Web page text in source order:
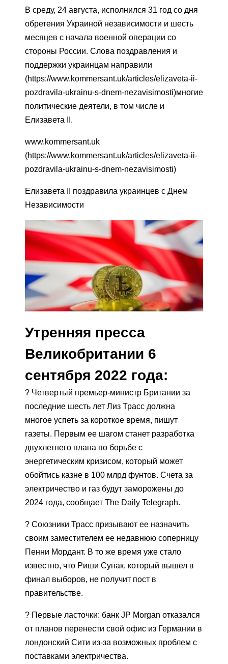
В среду, 24 августа, исполнился 31 год со дня
обретения Украиной независимости и шесть
месяцев с начала военной операции со
стороны России. Слова поздравления и
поддержки украинцам направили
(https://www.kommersant.uk/articles/elizaveta-ii-
pozdravila-ukrainu-s-dnem-nezavisimosti)многие
политические деятели, в том числе и
Елизавета II.
www.kommersant.uk
(https://www.kommersant.uk/articles/elizaveta-ii-
pozdravila-ukrainu-s-dnem-nezavisimosti)
Елизавета II поздравила украинцев с Днем
Независимости
Утренняя пресса
Великобритании 6
сентября 2022 года:
? Четвертый премьер-министр Британии за
последние шесть лет Лиз Трасс должна
многое успеть за короткое время, пишут
газеты. Первым ее шагом станет разработка
двухлетнего плана по борьбе с
энергетическим кризисом, который может
обойтись казне в 100 млрд фунтов. Счета за
электричество и газ будут заморожены до
2024 года, сообщает The Daily Telegraph.
? Cоюзники Трасс призывают ее назначить
своим заместителем ее недавнюю соперницу
Пенни Мордант. В то же время уже стало
известно, что Риши Сунак, который вышел в
финал выборов, не получит пост в
правительстве.
? Первые ласточки: банк JP Morgan отказался
от планов перенести свой офис из Германии в
лондонский Сити из-за возможных проблем с
поставками электричества.